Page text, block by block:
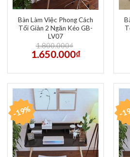
Bàn Làm Việc Phong Cách
Tối Giản 2 Ngăn Kéo GB-
LV07
1.800.000₫
1.650.000₫
-19% -